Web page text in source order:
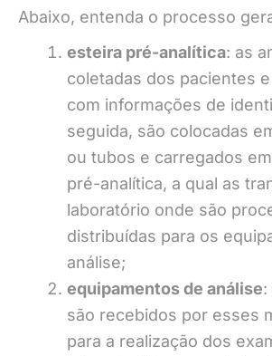
Abaixo, entenda o processo
esteira pré-analítica: as
coletadas dos pacientes
com informações de
seguida, são colocadas
ou tubos e carregados
pré-analítica, a qual as
laboratório onde são
distribuídas para os
análise;
equipamentos de análise:
são recebidos por esses
para a realização dos